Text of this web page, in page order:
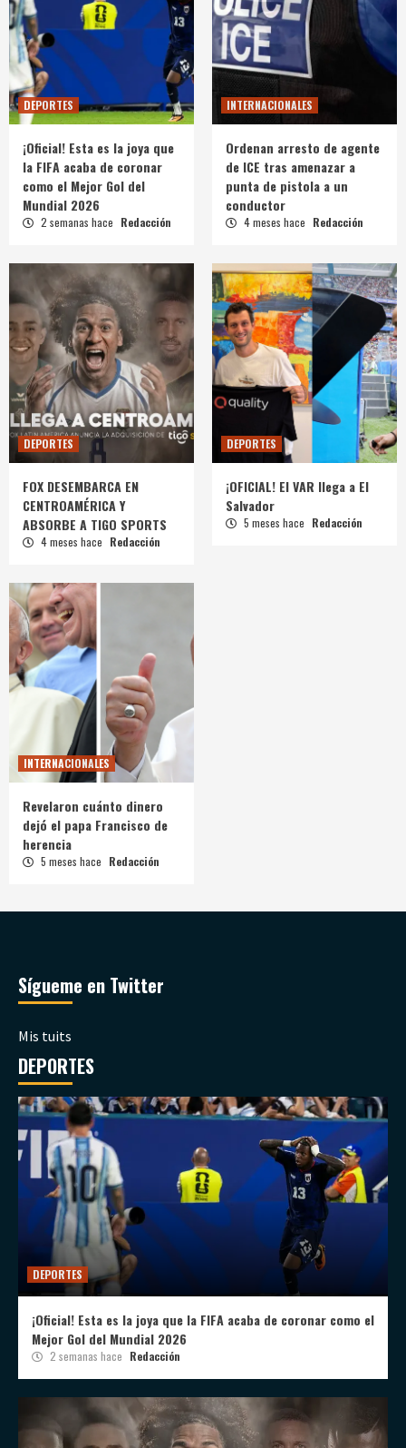
DEPORTES
¡Oficial! Esta es la joya que
la FIFA acaba de coronar
como el Mejor Gol del
Mundial 2026
2 semanas hace Redacción
INTERNACIONALES
Ordenan arresto de agente
de ICE tras amenazar a
punta de pistola a un
conductor
4 meses hace Redacción
DEPORTES
FOX DESEMBARCA EN
CENTROAMÉRICA Y
ABSORBE A TIGO SPORTS
4 meses hace Redacción
DEPORTES
¡OFICIAL! El VAR llega a El
Salvador
5 meses hace Redacción
INTERNACIONALES
Revelaron cuánto dinero
dejó el papa Francisco de
herencia
5 meses hace Redacción
Sígueme en Twitter
Mis tuits
DEPORTES
DEPORTES
¡Oficial! Esta es la joya que la FIFA acaba de coronar como el
Mejor Gol del Mundial 2026
2 semanas hace Redacción